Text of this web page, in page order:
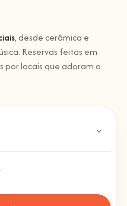
, desde cerâmica e
Reservas feitas em
por locais que adoram o